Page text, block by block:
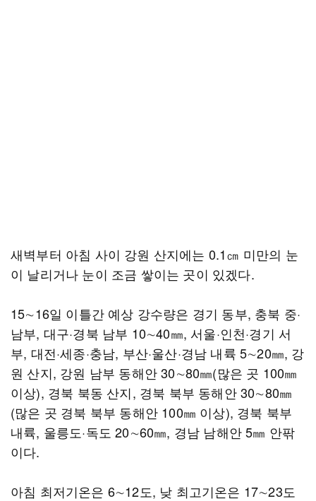
새벽부터 아침 사이 강원 산지에는 0.1㎝ 미만의 눈
이 날리거나 눈이 조금 쌓이는 곳이 있겠다.
15∼16일 이틀간 예상 강수량은 경기 동부, 충북 중·
남부, 대구·경북 남부 10∼40㎜, 서울·인천·경기 서
부, 대전·세종·충남, 부산·울산·경남 내륙 5∼20㎜, 강
원 산지, 강원 남부 동해안 30∼80㎜(많은 곳 100㎜
이상), 경북 북동 산지, 경북 북부 동해안 30∼80㎜
(많은 곳 경북 북부 동해안 100㎜ 이상), 경북 북부
내륙, 울릉도·독도 20∼60㎜, 경남 남해안 5㎜ 안팎
이다.
아침 최저기온은 6∼12도, 낮 최고기온은 17∼23도